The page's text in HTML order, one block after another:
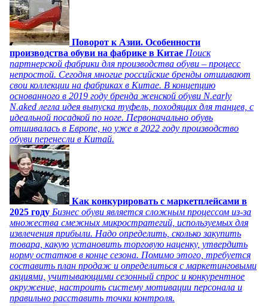
Поворот к Азии. Особенности
производства обуви на фабрике в Китае Поиск
партнерской фабрики для производства обуви – процесс
непростой. Сегодня многие российские бренды отшивают
свои коллекции на фабриках в Китае. В концепцию
основанного в 2019 году бренда женской обуви N.early
N.aked легла идея выпуска туфель, походящих для танцев, с
идеальной посадкой по ноге. Первоначально обувь
отшивалась в Европе, но уже в 2022 году производство
обуви перенесли в Китай.
Как конкурировать с маркетплейсами в
2025 году Бизнес обуви является сложным процессом из-за
множества смежных микростратегий, используемых для
извлечения прибыли. Надо определить, сколько закупить
товара, какую установить торговую наценку, утвердить
норму остатков в конце сезона. Помимо этого, требуется
составить план продаж и определиться с маркетинговыми
акциями, учитывающими сезонный спрос и конкурентное
окружение, настроить систему мотивации персонала и
правильно расставить точки контроля.